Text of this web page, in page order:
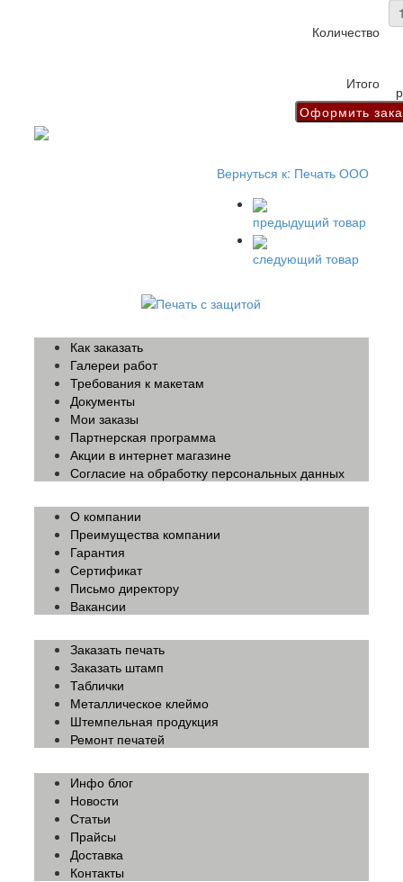
Количество
Итого
Вернуться к: Печать ООО
предыдущий товар
следующий товар
Как заказать
Галереи работ
Требования к макетам
Документы
Мои заказы
Партнерская программа
Акции в интернет магазине
Согласие на обработку персональных данных
О компании
Преимущества компании
Гарантия
Сертификат
Письмо директору
Вакансии
Заказать печать
Заказать штамп
Таблички
Металлическое клеймо
Штемпельная продукция
Ремонт печатей
Инфо блог
Новости
Статьи
Прайсы
Доставка
Контакты